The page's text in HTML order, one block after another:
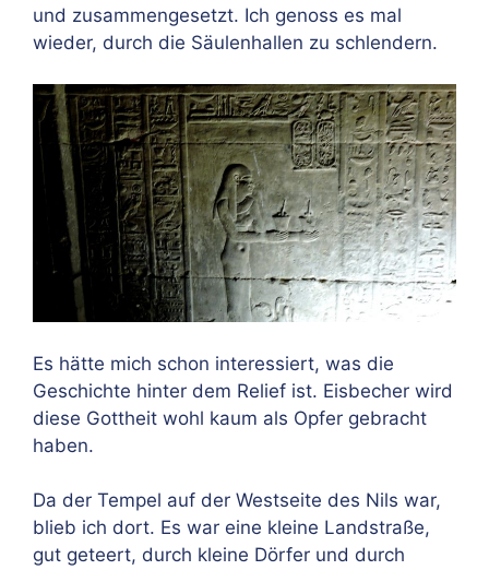
und zusammengesetzt. Ich genoss es mal
wieder, durch die Säulenhallen zu schlendern.
Es hätte mich schon interessiert, was die
Geschichte hinter dem Relief ist. Eisbecher wird
diese Gottheit wohl kaum als Opfer gebracht
haben.
Da der Tempel auf der Westseite des Nils war,
blieb ich dort. Es war eine kleine Landstraße,
gut geteert, durch kleine Dörfer und durch